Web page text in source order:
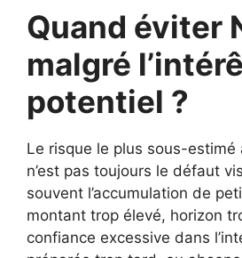
Quand éviter
malgré
potentiel ?
Le risque le plus sous-estimé
n’est pas toujours le défaut
souvent l’accumulation de
montant trop élevé, horizon
confiance excessive dans